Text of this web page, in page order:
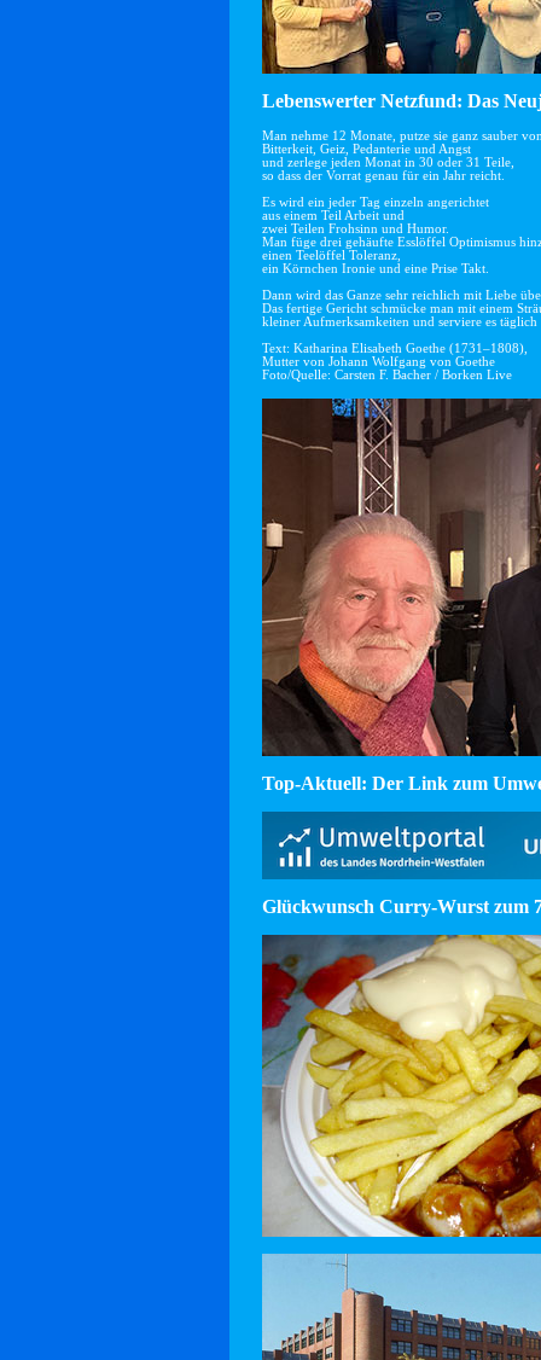
Lebenswerter Netzfund: Das
Man nehme 12 Monate, putze sie ganz sauber
Bitterkeit, Geiz, Pedanterie und Angst
und zerlege jeden Monat in 30 oder 31 Teile,
so dass der Vorrat genau für ein Jahr reicht.
Es wird ein jeder Tag einzeln angerichtet
aus einem Teil Arbeit und
zwei Teilen Frohsinn und Humor.
Man füge drei gehäufte Esslöffel Optimismus
einen Teelöffel Toleranz,
ein Körnchen Ironie und eine Prise Takt.
Dann wird das Ganze sehr reichlich mit Liebe
Das fertige Gericht schmücke man mit einem
kleiner Aufmerksamkeiten und serviere es
Text: Katharina Elisabeth Goethe (1731–1808),
Mutter von Johann Wolfgang von Goethe
Foto/Quelle: Carsten F. Bacher / Borken Live
Top-Aktuell: Der Link zum
Glückwunsch Curry-Wurst zum